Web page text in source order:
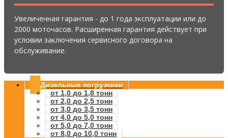
Увеличенная гарантия - до 1 года эксплуатации или до
2000 моточасов. Расширенная гарантия действует при
условии заключения сервисного договора на
обслуживание.
Дизельные погрузчики
от 1,0 до 1,8 тонн
от 2,0 до 2,5 тонн
от 3,0 до 3,5 тонн
от 4,0 до 5,0 тонн
от 5,0 до 7,0 тонн
от 8,0 до 10,0 тонн